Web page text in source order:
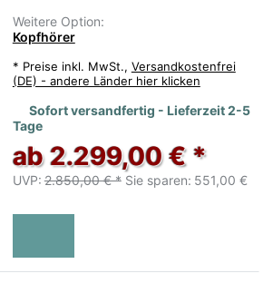
Weitere Option:
Kopfhörer
* Preise inkl. MwSt., Versandkostenfrei
(DE) - andere Länder hier klicken
Sofort versandfertig - Lieferzeit 2-5
Tage
ab 2.299,00 € *
UVP: 2.850,00 € * Sie sparen: 551,00 €